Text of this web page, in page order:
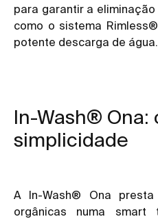
para garantir a
como o sistema
potente descarga de água.
In-Wash® Ona:
simplicidade
A In-Wash® Ona
orgânicas numa